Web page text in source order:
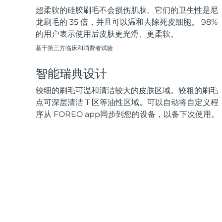
超柔软的硅胶刷毛不会损伤肌肤。它们的卫生性是尼
龙刷毛的 35 倍，并且可以温和去除死皮细胞。 98%
的用户表示使用后皮肤更光滑、更柔软。
基于第三方临床和消费者试验
智能瑞典设计
较细的刷毛可温和清洁较大的皮肤区域。较粗的刷毛
点可深层清洁 T 区等油性区域。可以自动将自定义程
序从 FOREO app同步到您的设备，以备下次使用。